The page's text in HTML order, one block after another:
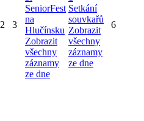
2 3
SeniorFest
na
Hlučínsku
Zobrazit
všechny
záznamy
ze dne
Setkání
souvkařů
Zobrazit
všechny
záznamy
ze dne
6